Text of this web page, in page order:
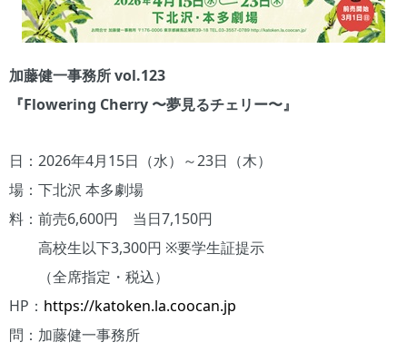
加藤健一事務所 vol.123
『Flowering Cherry 〜夢見るチェリー〜』
日：2026年4月15日（水）～23日（木）
場：下北沢 本多劇場
料：前売6,600円 当日7,150円
高校生以下3,300円 ※要学生証提示
（全席指定・税込）
HP： https://katoken.la.coocan.jp
問：加藤健一事務所